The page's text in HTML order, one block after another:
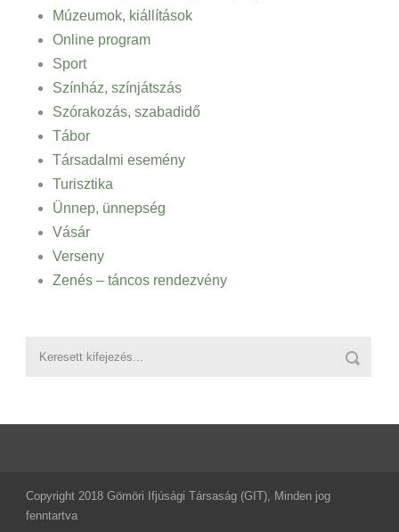
Múzeumok, kiállítások
Online program
Sport
Színház, színjátszás
Szórakozás, szabadidő
Tábor
Társadalmi esemény
Turisztika
Ünnep, ünnepség
Vásár
Verseny
Zenés – táncos rendezvény
Copyright 2018 Gömöri Ifjúsági Társaság (GIT), Minden jog
fenntartva